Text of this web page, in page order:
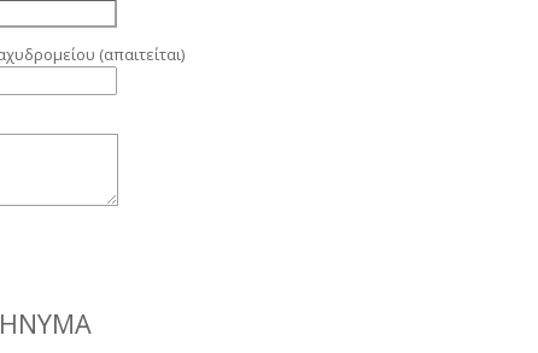
(απαιτείται)